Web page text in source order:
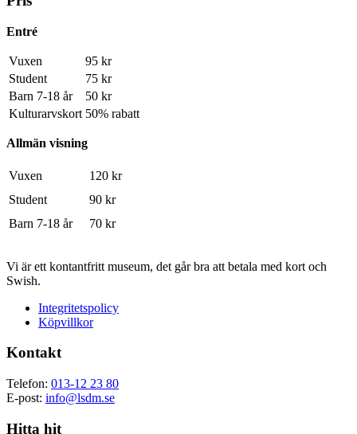
Entré
Vuxen
95 kr
Student
75 kr
Barn 7-18 år
50 kr
Kulturarvskort 50% rabatt
Allmän visning
Vuxen
120 kr
Student
90 kr
Barn 7-18 år
70 kr
Vi är ett kontantfritt museum, det går bra att betala med kort och
Swish.
Integritetspolicy
Köpvillkor
Kontakt
Telefon: 013-12 23 80
E-post: info@lsdm.se
Hitta hit